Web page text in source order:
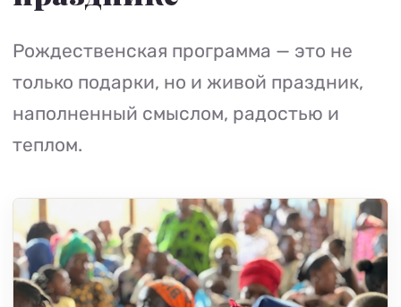
Рождественская программа — это не
только подарки, но и живой праздник,
наполненный смыслом, радостью и
теплом.